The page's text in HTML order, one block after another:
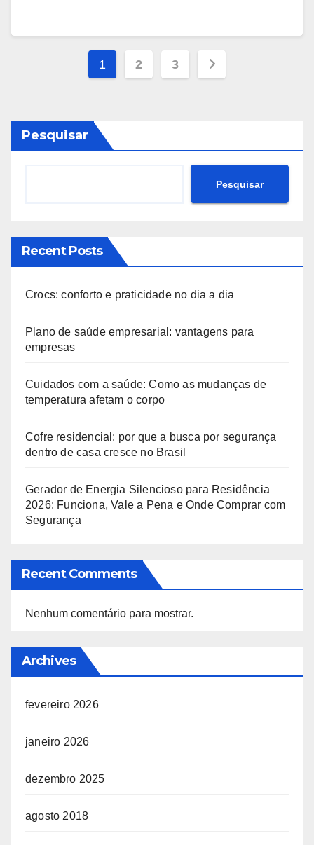
Paginação
posts
1 2 3
Pesquisar
Pesquisar
Recent Posts
Crocs: conforto e praticidade no dia a dia
Plano de saúde empresarial: vantagens para
empresas
Cuidados com a saúde: Como as mudanças de
temperatura afetam o corpo
Cofre residencial: por que a busca por segurança
dentro de casa cresce no Brasil
Gerador de Energia Silencioso para Residência
2026: Funciona, Vale a Pena e Onde Comprar com
Segurança
Recent Comments
Nenhum comentário para mostrar.
Archives
fevereiro 2026
janeiro 2026
dezembro 2025
agosto 2018